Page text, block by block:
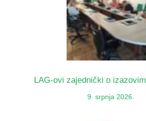
LAG-ovi zajednički o
9. srpnja 2026.